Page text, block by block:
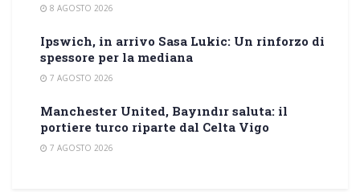
8 AGOSTO 2026
Ipswich, in arrivo Sasa Lukic: Un rinforzo di
spessore per la mediana
7 AGOSTO 2026
Manchester United, Bayındır saluta: il
portiere turco riparte dal Celta Vigo
7 AGOSTO 2026